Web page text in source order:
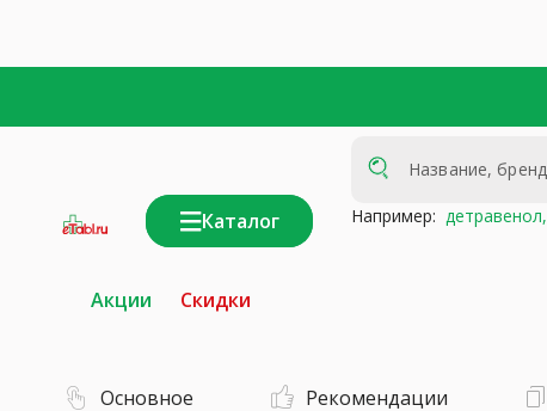
Каталог Например: детравенол,
Акции Скидки
Основное Рекомендации